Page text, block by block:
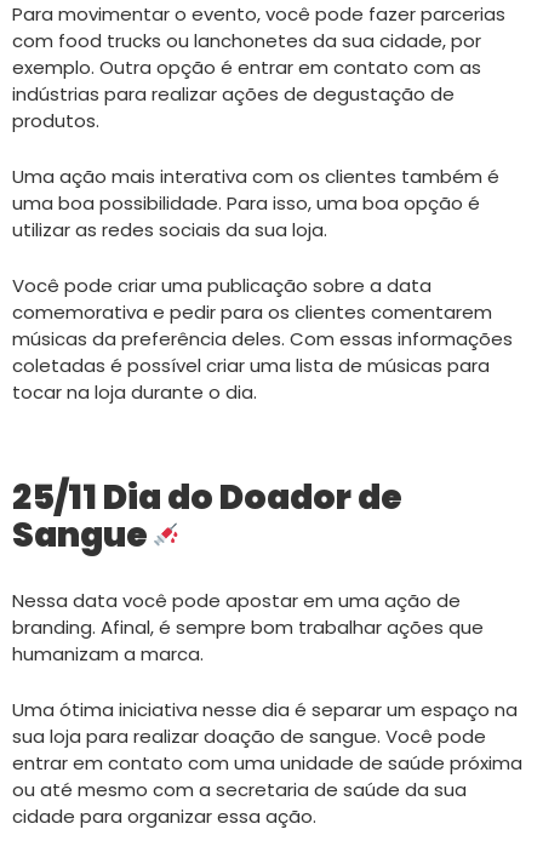
Para movimentar o evento, você pode fazer parcerias
com food trucks ou lanchonetes da sua cidade, por
exemplo. Outra opção é entrar em contato com as
indústrias para realizar ações de degustação de
produtos.
Uma ação mais interativa com os clientes também é
uma boa possibilidade. Para isso, uma boa opção é
utilizar as redes sociais da sua loja.
Você pode criar uma publicação sobre a data
comemorativa e pedir para os clientes comentarem
músicas da preferência deles. Com essas informações
coletadas é possível criar uma lista de músicas para
tocar na loja durante o dia.
25/11 Dia do Doador de
Sangue
Nessa data você pode apostar em uma ação de
branding. Afinal, é sempre bom trabalhar ações que
humanizam a marca.
Uma ótima iniciativa nesse dia é separar um espaço na
sua loja para realizar doação de sangue. Você pode
entrar em contato com uma unidade de saúde próxima
ou até mesmo com a secretaria de saúde da sua
cidade para organizar essa ação.